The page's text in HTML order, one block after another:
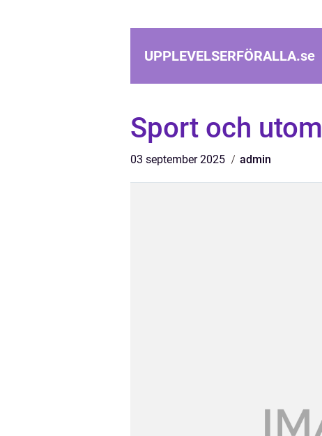
UPPLEVELSERFÖRALLA.se
Sport och
03 september 2025 admin